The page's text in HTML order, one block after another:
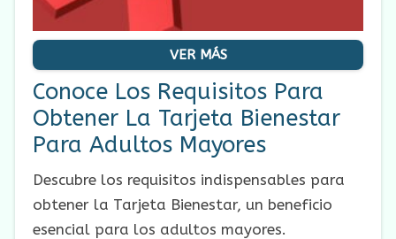
VER MÁS
Conoce Los Requisitos Para
Obtener La Tarjeta Bienestar
Para Adultos Mayores
Descubre los requisitos indispensables para
obtener la Tarjeta Bienestar, un beneficio
esencial para los adultos mayores.